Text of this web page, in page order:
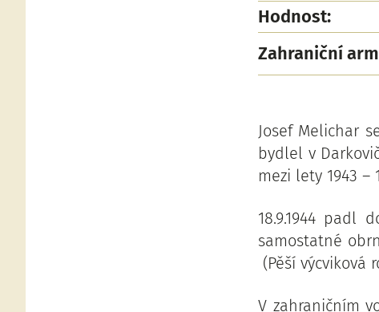
Hodnost:
Zahraniční
Josef Melichar
bydlel v
mezi lety 1943 –
18.9.1944 padl
samostatné
(Pěší výcviková
V zahraničním